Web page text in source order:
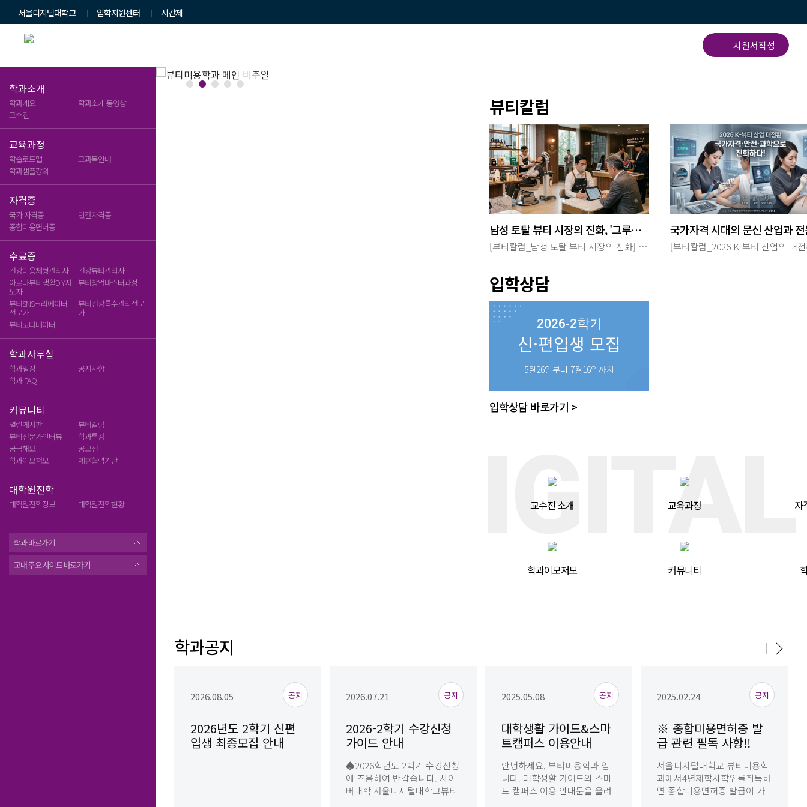
서울디지털대학교 입학지원센터 시간제
학과소개
학과개요
학과소개 동영상
교수진
교육과정
학습로드맵
교과목안내
학과샘플강의
자격증
국가 자격증
민간자격증
종합미용면허증
수료증
건강미용체형관리사
건강뷰티관리사
아로마뷰티생활DIY지
도자
뷰티창업마스터과정
뷰티SNS크리에이터
전문가
뷰티건강특수관리전문
가
뷰티코디네이터
학과사무실
학과일정
공지사항
학과 FAQ
커뮤니티
열린게시판
뷰티칼럼
뷰티전문가인터뷰
학과특강
궁금해요
공모전
학과이모저모
제휴협력기관
대학원진학
대학원진학정보 대학원진학현황
지원서작성
학과 바로가기
교내 주요 사이트 바로가기
건강전문가 양성
뷰티미용학과
미래형 뷰티 · 건강전문가 양성
뷰티미용학과
뷰티칼럼
남성 토탈 뷰티 시장의 진화, '그루밍'을 넘어 라이프스타일 산업으로!_허정애 교수
[뷰티칼럼_남성 토탈 뷰티 시장의 진화] '그루밍'을 넘어 라이프스타일 산업으로! 뷰티미용학과 남성토탈관리교과목 담당교수 허정애 [사진 출처 : Gemini 생성] 과거 남성 뷰티 시장은 면도용품과 헤어스타일링 제품 중심의 제한적인 시장
입학상담
2026-2학기
신·편입생 모집
5월26일부터 7월16일까지
입학상담 바로가기 >
SEOUL 교수진 소개 교육과정 자
학과이모저모 커뮤니티
학과공지
공지
2026년도 2학기 신편
입생 최종모집 안내
2026.08.05 공지
2026-2학기 수강신청
가이드 안내
♠2026학년도 2학기 수강신청
에 즈음하여 반갑습니다. 사이
버대학 서울디지털대학교뷰티
2026.07.21 공지
대학생활 가이드&스마
트캠퍼스 이용안내
안녕하세요, 뷰티미용학과 입
니다. 대학생활 가이드와 스마
트 캠퍼스 이용 안내문을 올려
2025.05.08 공지
※ 종합미용면허증 발
급 관련 필독 사항!!
서울디지털대학교 뷰티미용학
과에서4년제학사학위를취득하
면 종합미용면허증 발급이 가
2025.02.24